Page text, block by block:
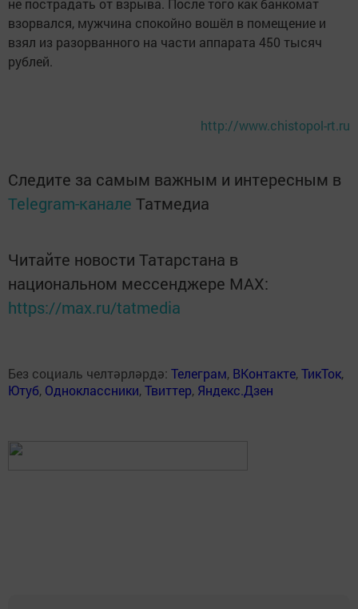
не пострадать от взрыва. После того как банкомат
взорвался, мужчина спокойно вошёл в помещение и
взял из разорванного на части аппарата 450 тысяч
рублей.
http://www.chistopol-rt.ru
Следите за самым важным и интересным в
Telegram-канале Татмедиа
Читайте новости Татарстана в
национальном мессенджере MАХ:
https://max.ru/tatmedia
Без социаль челтәрләрдә: Телеграм, ВКонтакте,ТикТок,
Ютуб, Одноклассники,Твиттер, Яндекс.Дзен